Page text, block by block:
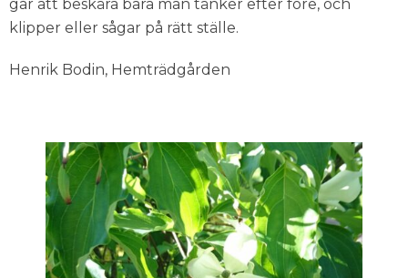
går att beskära bara man tänker efter före, och
klipper eller sågar på rätt ställe.
Henrik Bodin, Hemträdgården